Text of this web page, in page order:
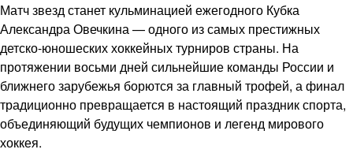
Матч звезд станет кульминацией ежегодного Кубка
Александра Овечкина — одного из самых престижных
детско-юношеских хоккейных турниров страны. На
протяжении восьми дней сильнейшие команды России и
ближнего зарубежья борются за главный трофей, а финал
традиционно превращается в настоящий праздник спорта,
объединяющий будущих чемпионов и легенд мирового
хоккея.